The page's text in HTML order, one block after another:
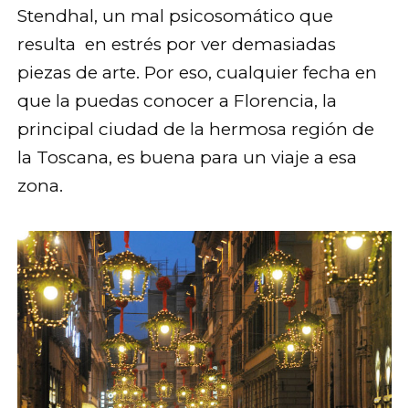
Stendhal, un mal psicosomático que
resulta en estrés por ver demasiadas
piezas de arte. Por eso, cualquier fecha en
que la puedas conocer a Florencia, la
principal ciudad de la hermosa región de
la Toscana, es buena para un viaje a esa
zona.